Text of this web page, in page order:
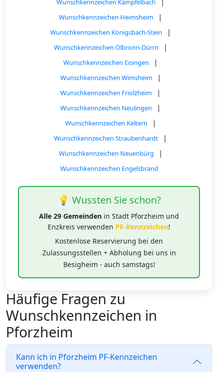
Wunschkennzeichen Kämpfelbach
Wunschkennzeichen Heimsheim |
Wunschkennzeichen Königsbach-Stein |
Wunschkennzeichen Ölbronn-Dürrn |
Wunschkennzeichen Eisingen |
Wunschkennzeichen Wimsheim |
Wunschkennzeichen Friolzheim |
Wunschkennzeichen Neulingen |
Wunschkennzeichen Keltern |
Wunschkennzeichen Straubenhardt |
Wunschkennzeichen Neuenbürg |
Wunschkennzeichen Engelsbrand
💡 Wussten Sie schon?
Alle 29 Gemeinden in Stadt Pforzheim und
Enzkreis verwenden PF-Kennzeichen!
Kostenlose Reservierung bei den
Zulassungsstellen + Abholung bei uns in
Besigheim - auch samstags!
Häufige Fragen zu
Wunschkennzeichen in
Pforzheim
Kann ich in Pforzheim PF-Kennzeichen
verwenden?